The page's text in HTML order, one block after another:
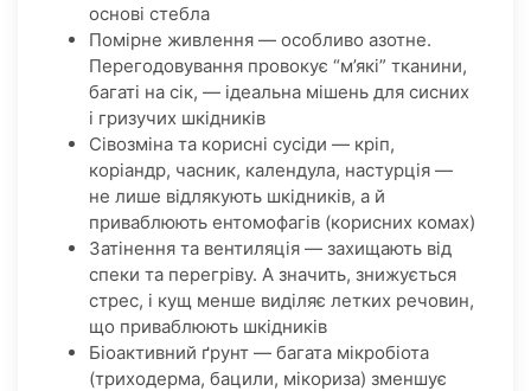
основі стебла
Помірне живлення — особливо азотне.
Перегодовування провокує “м’які” тканини,
багаті на сік, — ідеальна мішень для сисних
і гризучих шкідників
Сівозміна та корисні сусіди — кріп,
коріандр, часник, календула, настурція —
не лише відлякують шкідників, а й
приваблюють ентомофагів (корисних комах)
Затінення та вентиляція — захищають від
спеки та перегріву. А значить, знижується
стрес, і кущ менше виділяє летких речовин,
що приваблюють шкідників
Біоактивний ґрунт — багата мікробіота
(триходерма, бацили, мікориза) зменшує